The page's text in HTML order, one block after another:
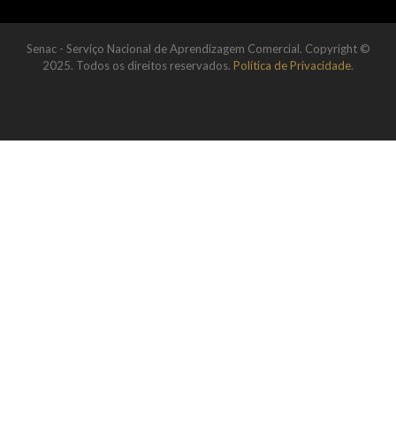
Senac - Serviço Nacional de Aprendizagem Comercial. Copyright ©
2025. Todos os direitos reservados. Política de Privacidade.